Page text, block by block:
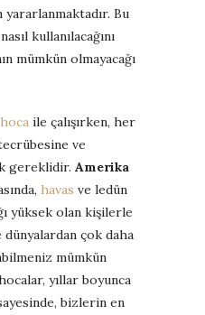
Bu
kullanılacağını
mümkün olmayacağı
ile çalışırken, her
ve
gereklidir. Amerika
havas ve ledün
yüksek olan kişilerle
dünyalardan çok daha
mümkün
yıllar boyunca
bizlerin en